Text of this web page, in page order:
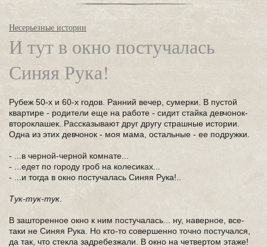
Несерьезные истории
И тут в окно постучалась
Синяя Рука!
Рубеж 50-х и 60-х годов. Ранний вечер, сумерки. В пустой
квартире - родители еще на работе - сидит стайка девчонок-
второклашек. Рассказывают друг другу страшные истории.
Одна из этих девчонок - моя мама, остальные - ее подружки.
- ...в черной-черной комнате...
- ...едет по городу гроб на колесиках...
- ...и тогда в окно постучалась Синяя Рука!..
Тук-тук-тук
В зашторенное окно к ним постучалась... ну, наверное, все-
таки не Синяя Рука. Но кто-то совершенно точно постучался,
да так, что стекла задребезжали. В окно на четвертом этаже!